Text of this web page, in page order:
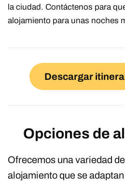
la ciudad. Contáctenos para
alojamiento para unas noches
Descargar
Opciones de
Ofrecemos una variedad
alojamiento que se